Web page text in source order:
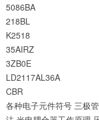
5086BA
218BL
K2518
35AIRZ
3ZB0E
LD2117AL36A
CBR
各种电子元件符号 三极